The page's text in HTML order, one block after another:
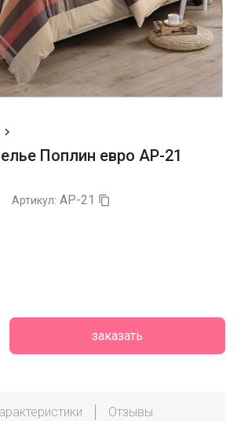

Поплин евро AP-21
Артикул: AP-21 
заказать
Отзывы